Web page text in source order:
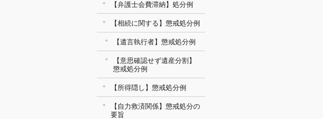
【弁護士会費滞納】処分例
【相続に関する】懲戒処分例
【遺言執行者】懲戒処分例
【意思確認せず遺産分割】
懲戒処分例
【所得隠し】懲戒処分例
【自力救済関係】懲戒処分の
要旨